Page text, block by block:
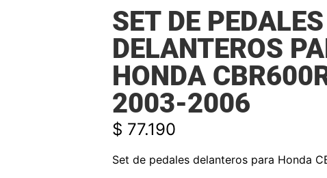
SET DE PEDALES
DELANTEROS
HONDA
2003-2006
$ 77.190
Set de pedales delanteros para Honda